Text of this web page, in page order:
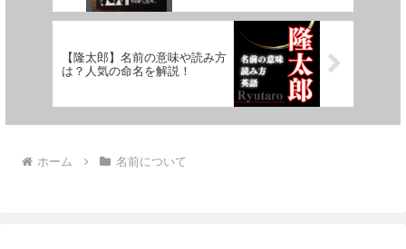
【隆太郎】名前の意味や読み方
は？人気の命名を解説！
ホーム 名前について